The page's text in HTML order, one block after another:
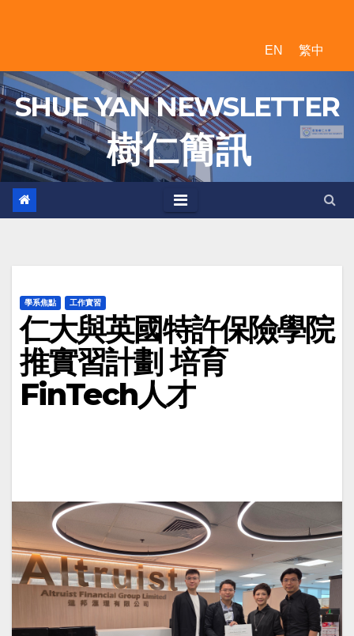
EN 繁中
SHUE YAN NEWSLETTER
樹 仁 簡 訊
學系焦點 工作實習
仁大與英國特許保險學院
推實習計劃 培育
FinTech人才